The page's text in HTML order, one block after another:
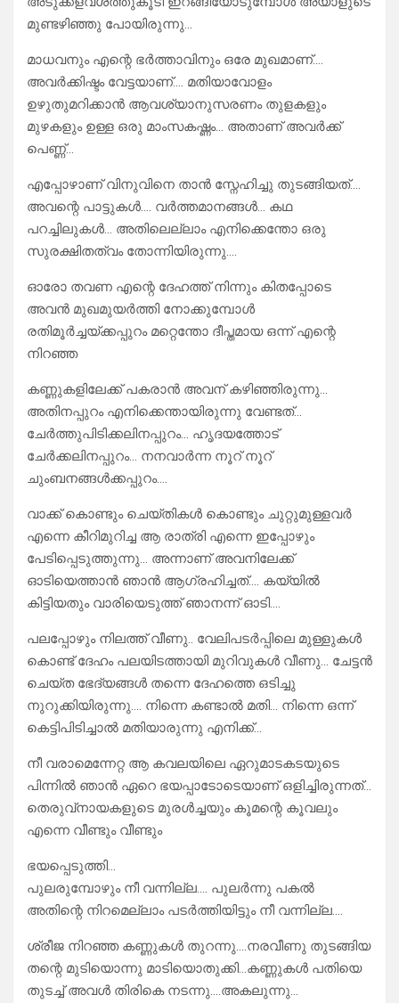
മുണ്ടഴിഞ്ഞു പോയിരുന്നു…
മാധവനും എന്റെ ഭർത്താവിനും ഒരേ മുഖമാണ്….
അവർക്കിഷ്ടം വേട്ടയാണ്…. മതിയാവോളം
ഉഴുതുമറിക്കാൻ ആവശ്യാനുസരണം തുളകളും
മുഴകളും ഉള്ള ഒരു മാംസകഷ്ണം… അതാണ്‌ അവർക്ക്
പെണ്ണ്…
എപ്പോഴാണ് വിനുവിനെ താൻ സ്നേഹിച്ചു തുടങ്ങിയത്….
അവന്റെ പാട്ടുകൾ…. വർത്തമാനങ്ങൾ… കഥ
പറച്ചിലുകൾ… അതിലെല്ലാം എനിക്കെന്തോ ഒരു
സുരക്ഷിതത്വം തോന്നിയിരുന്നു….
ഓരോ തവണ എന്റെ ദേഹത്ത് നിന്നും കിതപ്പോടെ
അവൻ മുഖമുയർത്തി നോക്കുമ്പോൾ
രതിമൂർച്ചയ്ക്കപ്പുറം മറ്റെന്തോ ദീപ്തമായ ഒന്ന് എന്റെ
നിറഞ്ഞ
കണ്ണുകളിലേക്ക് പകരാൻ അവന് കഴിഞ്ഞിരുന്നു…
അതിനപ്പുറം എനിക്കെന്തായിരുന്നു വേണ്ടത്…
ചേർത്തുപിടിക്കലിനപ്പുറം… ഹൃദയത്തോട്
ചേർക്കലിനപ്പുറം… നനവാർന്ന നൂറ് നൂറ്
ചുംബനങ്ങൾക്കപ്പുറം….
വാക്ക് കൊണ്ടും ചെയ്തികൾ കൊണ്ടും ചുറ്റുമുള്ളവർ
എന്നെ കീറിമുറിച്ച ആ രാത്രി എന്നെ ഇപ്പോഴും
പേടിപ്പെടുത്തുന്നു… അന്നാണ് അവനിലേക്ക്
ഓടിയെത്താൻ ഞാൻ ആഗ്രഹിച്ചത്…. കയ്യിൽ
കിട്ടിയതും വാരിയെടുത്ത് ഞാനന്ന് ഓടി….
പലപ്പോഴും നിലത്ത് വീണു.. വേലിപടർപ്പിലെ മുള്ളുകൾ
കൊണ്ട് ദേഹം പലയിടത്തായി മുറിവുകൾ വീണു… ചേട്ടൻ
ചെയ്ത ഭേദ്യങ്ങൾ തന്നെ ദേഹത്തെ ഒടിച്ചു
നുറുക്കിയിരുന്നു…. നിന്നെ കണ്ടാൽ മതി… നിന്നെ ഒന്ന്
കെട്ടിപിടിച്ചാൽ മതിയാരുന്നു എനിക്ക്…
നീ വരാമെന്നേറ്റ ആ കവലയിലെ ഏറുമാടകടയുടെ
പിന്നിൽ ഞാൻ ഏറെ ഭയപ്പാടോടെയാണ് ഒളിച്ചിരുന്നത്…
തെരുവ്നായകളുടെ മുരൾച്ചയും കൂമന്റെ കൂവലും
എന്നെ വീണ്ടും വീണ്ടും
ഭയപ്പെടുത്തി…
പുലരുമ്പോഴും നീ വന്നില്ല…. പുലർന്നു പകൽ
അതിന്റെ നിറമെല്ലാം പടർത്തിയിട്ടും നീ വന്നില്ല….
ശ്രീജ നിറഞ്ഞ കണ്ണുകൾ തുറന്നു….നരവീണു തുടങ്ങിയ
തന്റെ മുടിയൊന്നു മാടിയൊതുക്കി…കണ്ണുകൾ പതിയെ
തുടച്ച് അവൾ തിരികെ നടന്നു….അകലുന്നു…